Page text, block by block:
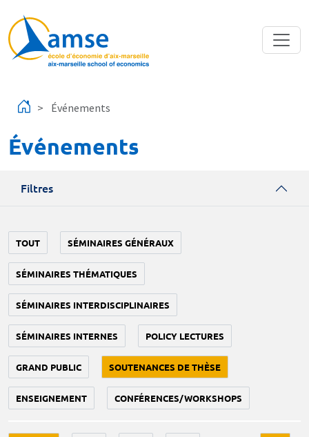
Événements
Événements
Filtres
TOUT SÉMINAIRES GÉNÉRAUX
SÉMINAIRES THÉMATIQUES
SÉMINAIRES INTERDISCIPLINAIRES
SÉMINAIRES INTERNES POLICY LECTURES
GRAND PUBLIC SOUTENANCES DE THÈSE
ENSEIGNEMENT CONFÉRENCES/WORKSHOPS